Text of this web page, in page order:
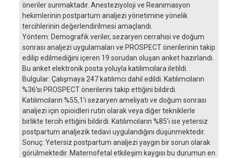
öneriler sunmaktadır. Anesteziyoloji ve Reanimasyon
hekimlerinin postpartum analjezi yönetimine yönelik
tercihlerinin değerlendirilmesi amaçlandı.
Yöntem: Demografik veriler, sezaryen cerrahisi ve doğum
sonrası analjezi uygulamaları ve PROSPECT önerilerinin takip
edilip edilmediğini içeren 19 sorudan oluşan anket hazırlandı.
Bu anket elektronik posta yoluyla katılımcılara iletildi.
Bulgular: Çalışmaya 247 katılımcı dahil edildi. Katılımcıların
%36’sı PROSPECT önerilerini takip ettiğini bildirdi.
Katılımcıların %55,1’i sezaryen ameliyatı ve doğum sonrası
analjezi için opioidleri rutin olarak veya diğer tekniklerle
birlikte tercih ettiğini bildirdi. Katılımcıların %85’i ise yetersiz
postpartum analjezik tedavi uygulandığını düşünmektedir.
Sonuç: Yetersiz postpartum analjezi yaygın bir sorun olarak
görülmektedir. Maternofetal etkileşim kaygısı bu durumun en